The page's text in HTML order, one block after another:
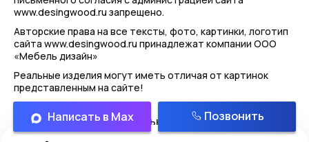
www.desingwood.ru запрещено.
Авторские права на все тексты, фото, картинки, логотип
сайта www.desingwood.ru принадлежат компании ООО
«Мебель дизайн»
Реальные изделия могут иметь отличая от картинок
представленным на сайте!
Политика конфиденциальности
Написать в Max Позвонить